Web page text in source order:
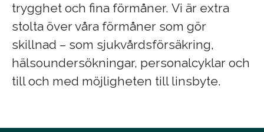
trygghet och fina förmåner. Vi är extra
stolta över våra förmåner som gör
skillnad – som sjukvårdsförsäkring,
hälsoundersökningar, personalcyklar och
till och med möjligheten till linsbyte.